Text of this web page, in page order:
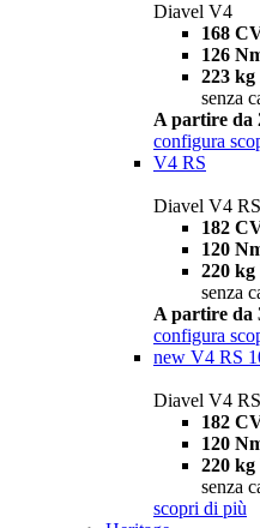
Diavel V4
168
126
223 kg
senza
A partire da
configura
V4 RS
Diavel V4 RS
182
120
220 kg
senza
A partire da
configura
new V4 RS
Diavel V4
182
120
220 kg
senza
scopri di più